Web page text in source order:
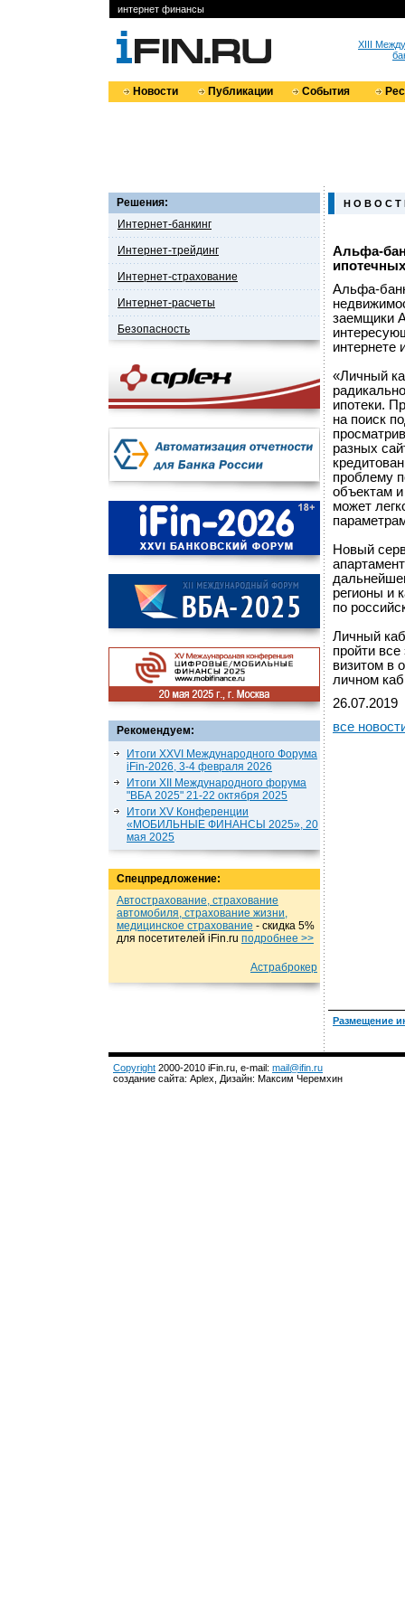
интернет финансы
XIII
Новости Публикации События
Решения:
Интернет-банкинг
Интернет-трейдинг
Интернет-страхование
Интернет-расчеты
Безопасность
Рекомендуем:
Итоги XXVI Международного Форума
iFin-2026, 3-4 февраля 2026
Итоги XII Международного форума
"ВБА 2025" 21-22 октября 2025
Итоги XV Конференции
«МОБИЛЬНЫЕ ФИНАНСЫ 2025», 20
мая 2025
Спецпредложение:
Автострахование, страхование
автомобиля, страхование жизни,
медицинское страхование - cкидка 5%
для посетителей iFin.ru подробнеe >>
Астраброкер
Н О В О С Т
Альфа-
Альфа-
заемщики
интернете
«Личный
ипотеки.
на поиск
разных
проблему
объектам
может
Новый
регионы и
по
Личный
пройти
визитом в
личном
26.07.2019
все
Размещение
Copyright 2000-2010 iFin.ru, e-mail: mail@ifin.ru
создание сайта: Aplex, Дизайн: Максим Черемхин